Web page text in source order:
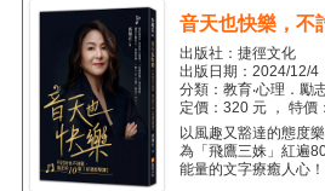
音天也快樂，不
出版社：捷徑文化
出版日期：2024/12/4
分類：教育‧心理．勵
定價：320 元 ， 特價
以風趣又豁達的態度
為「飛鷹三姝」紅遍
能量的文字療癒人心